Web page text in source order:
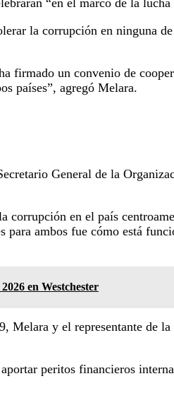
“en el marco de la
la corrupción en ninguna
firmado un convenio de
países”, agregó Melara.
General de la
en el país
para ambos fue cómo está
en Westchester
Melara y el representante de
peritos financieros